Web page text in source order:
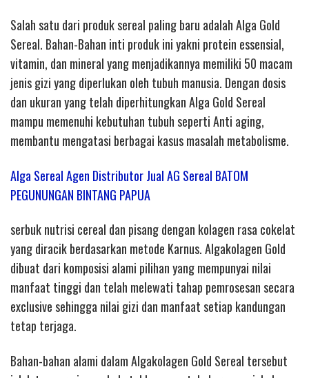
Salah satu dari produk sereal paling baru adalah Alga Gold
Sereal. Bahan-Bahan inti produk ini yakni protein essensial,
vitamin, dan mineral yang menjadikannya memiliki 50 macam
jenis gizi yang diperlukan oleh tubuh manusia. Dengan dosis
dan ukuran yang telah diperhitungkan Alga Gold Sereal
mampu memenuhi kebutuhan tubuh seperti Anti aging,
membantu mengatasi berbagai kasus masalah metabolisme.
Alga Sereal Agen Distributor Jual AG Sereal BATOM
PEGUNUNGAN BINTANG PAPUA
serbuk nutrisi cereal dan pisang dengan kolagen rasa cokelat
yang diracik berdasarkan metode Karnus. Algakolagen Gold
dibuat dari komposisi alami pilihan yang mempunyai nilai
manfaat tinggi dan telah melewati tahap pemrosesan secara
exclusive sehingga nilai gizi dan manfaat setiap kandungan
tetap terjaga.
Bahan-bahan alami dalam Algakolagen Gold Sereal tersebut